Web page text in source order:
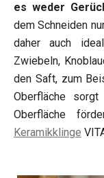
es weder
dem Schneiden
daher auch
Zwiebeln,
den Saft, zum
Oberfläche
Oberfläche
Keramikklinge